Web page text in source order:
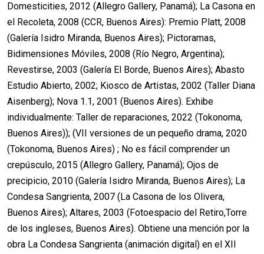
Domesticities, 2012 (Allegro Gallery, Panamá); La Casona en
el Recoleta, 2008 (CCR, Buenos Aires): Premio Platt, 2008
(Galería Isidro Miranda, Buenos Aires); Pictoramas,
Bidimensiones Móviles, 2008 (Río Negro, Argentina);
Revestirse, 2003 (Galería El Borde, Buenos Aires); Abasto
Estudio Abierto, 2002; Kiosco de Artistas, 2002 (Taller Diana
Aisenberg); Nova 1.1, 2001 (Buenos Aires). Exhibe
individualmente: Taller de reparaciones, 2022 (Tokonoma,
Buenos Aires)); (VII versiones de un pequeño drama, 2020
(Tokonoma, Buenos Aires) ; No es fácil comprender un
crepúsculo, 2015 (Allegro Gallery, Panamá); Ojos de
precipicio, 2010 (Galería Isidro Miranda, Buenos Aires); La
Condesa Sangrienta, 2007 (La Casona de los Olivera,
Buenos Aires); Altares, 2003 (Fotoespacio del Retiro,Torre
de los ingleses, Buenos Aires). Obtiene una mención por la
obra La Condesa Sangrienta (animación digital) en el XII